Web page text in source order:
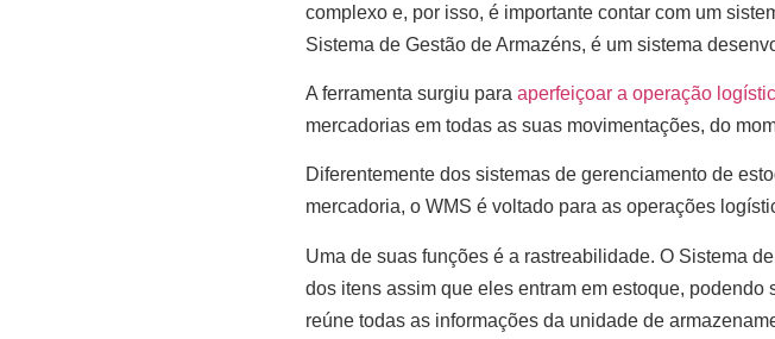
complexo e, por isso, é importante contar com um
Sistema de Gestão de Armazéns, é um sistema
A ferramenta surgiu para aperfeiçoar a operação
mercadorias em todas as suas movimentações, do
Diferentemente dos sistemas de gerenciamento de
mercadoria, o WMS é voltado para as operações
Uma de suas funções é a rastreabilidade. O Sistema
dos itens assim que eles entram em estoque,
reúne todas as informações da unidade de